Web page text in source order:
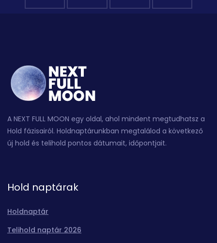
A NEXT FULL MOON egy oldal, ahol mindent megtudhatsz a
Hold fázisairól. Holdnaptárunkban megtalálod a következő
új hold és telihold pontos dátumait, időpontjait.
Hold naptárak
Holdnaptár
Telihold naptár 2026